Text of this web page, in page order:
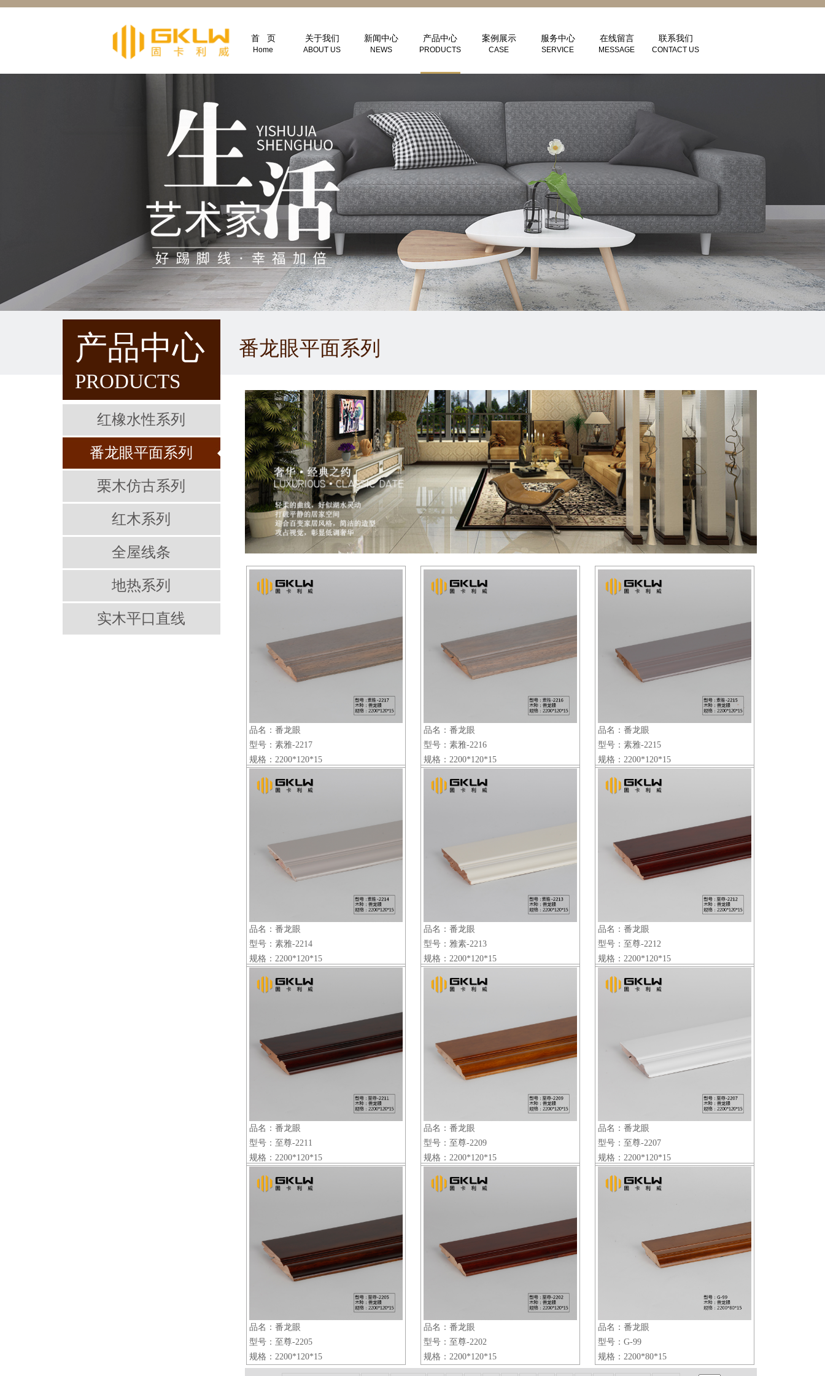
首 页
Home
关于我们
ABOUT US
新闻中心
NEWS
产品中心
PRODUCTS
案例展示
CASE
服务中心
SERVICE
在线留言
MESSAGE
联系我们
CONTACT US
1 2 3
产品中心
PRODUCTS
红橡水性系列
番龙眼平面系列
栗木仿古系列
红木系列
全屋线条
地热系列
实木平口直线
番龙眼平面系列
品名：番龙眼
型号：素雅-2217
规格：2200*120*15
品名：番龙眼
型号：素雅-2216
规格：2200*120*15
品名：番龙眼
型号：素雅-2215
规格：2200*120*15
品名：番龙眼
型号：素雅-2214
规格：2200*120*15
品名：​番龙眼
型号：雅素-2213
规格：2200*120*15
品名：番龙眼
型号：至尊-2212
规格：2200*120*15
品名：​番龙眼
型号：至尊-2211
规格：2200*120*15
品名：番龙眼
型号：至尊-2209
规格：2200*120*15
品名：番龙眼
型号：至尊-2207
规格：2200*120*15
品名：番龙眼
型号：至尊-2205
规格：2200*120*15
品名：番龙眼
型号：至尊-2202
规格：2200*120*15
品名：番龙眼
型号：G-99
规格：2200*80*15